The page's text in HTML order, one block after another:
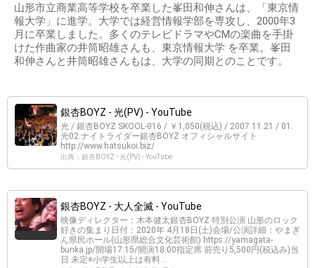
山形市立商業高等学校を卒業した峯田和伸さんは、「東京情
報大学」に進学。大学では経営情報学部を専攻し、2000年3
月に卒業しました。多くのテレビドラマやCMの楽曲を手掛
けた作曲家の井筒昭雄さんも、東京情報大学 を卒業。峯田
和伸さんと井筒昭雄さんもは、大学の同期とのことです。
銀杏BOYZ - 光(PV) - YouTube
光 / 銀杏BOYZ SKOOL-016 / ￥1,050(税込) / 2007.11.21 / 01.
光02.ナイトライダー銀杏BOYZ オフィシャルサイト
http://www.hatsukoi.biz/
出典：銀杏BOYZ - 光(PV) - YouTube
銀杏BOYZ - 大人全滅 - YouTube
映像ディレクター：木本健太銀杏BOYZ 特別公演 山形のロック
好きの集まり日付：2020年 4月18日(土)会場/公演詳細：やまぎ
ん県民ホール(山形県総合文化芸術館) https://yamagata-
bunka.jp/開場17:15/開演18:00指定席 前売り5,500円(税込み)当
日 未定※小学生以上は有料...